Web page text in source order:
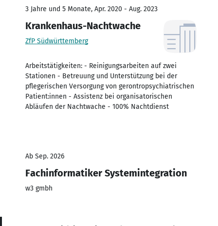
3 Jahre und 5 Monate, Apr. 2020 - Aug. 2023
Krankenhaus-Nachtwache
ZfP Südwürttemberg
Arbeitstätigkeiten: - Reinigungsarbeiten auf zwei
Stationen - Betreuung und Unterstützung bei der
pflegerischen Versorgung von gerontropsychiatrischen
Patient:innen - Assistenz bei organisatorischen
Abläufen der Nachtwache - 100% Nachtdienst
Ab Sep. 2026
Fachinformatiker Systemintegration
w3 gmbh